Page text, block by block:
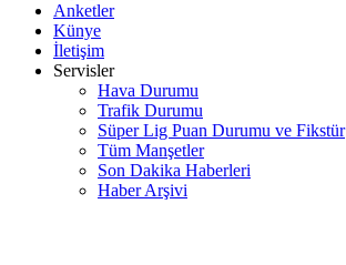
Anketler
Künye
İletişim
Servisler
Hava Durumu
Trafik Durumu
Süper Lig Puan Durumu ve Fikstür
Tüm Manşetler
Son Dakika Haberleri
Haber Arşivi